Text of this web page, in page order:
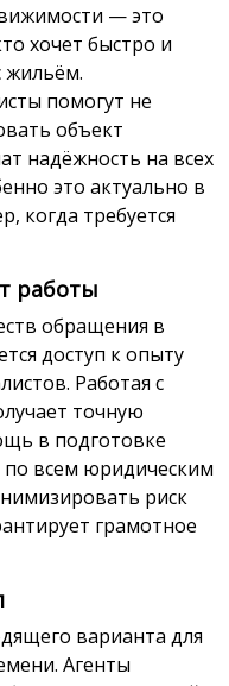
— это
хочет быстро и
жильём.
помогут не
объект
надёжность на всех
это актуально в
когда требуется
работы
обращения в
доступ к опыту
Работая с
точную
в подготовке
всем юридическим
риск
грамотное
варианта для
Агенты